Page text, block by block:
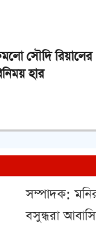
সৌদি রিয়ালের
হার
সম্পাদক:
বসুন্ধরা